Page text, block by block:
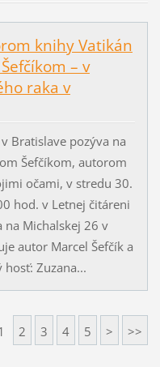
knihy Vatikán
– v
raka v
Bratislave pozýva na
Šefčíkom, autorom
očami, v stredu 30.
hod. v Letnej čitáreni
na Michalskej 26 v
autor Marcel Šefčík a
Zuzana...
2 3 4 5 > >>